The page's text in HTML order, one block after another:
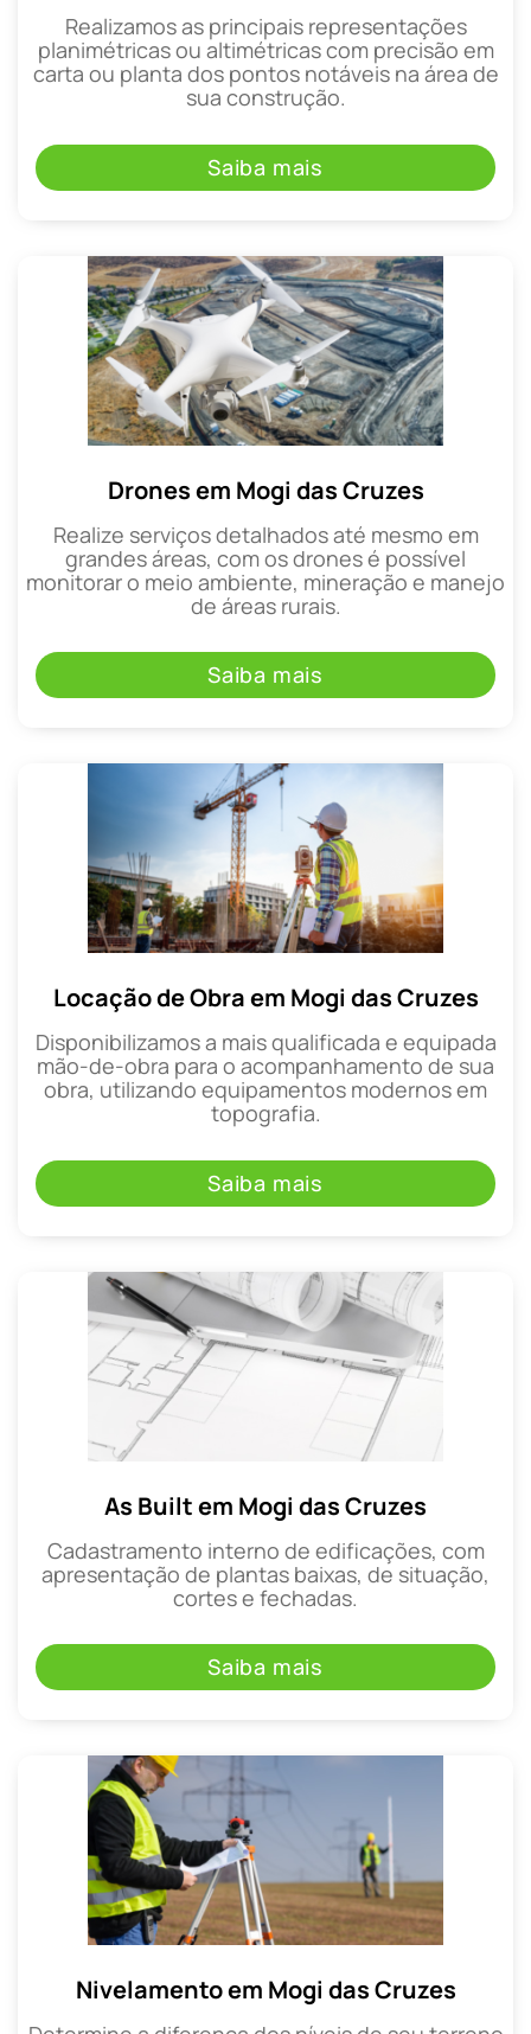
Realizamos as principais representações
planimétricas ou altimétricas com precisão em
carta ou planta dos pontos notáveis na área de
sua construção.
Saiba mais
Drones em Mogi das Cruzes
Realize serviços detalhados até mesmo em
grandes áreas, com os drones é possível
monitorar o meio ambiente, mineração e manejo
de áreas rurais.
Saiba mais
Locação de Obra em Mogi das Cruzes
Disponibilizamos a mais qualificada e equipada
mão-de-obra para o acompanhamento de sua
obra, utilizando equipamentos modernos em
topografia.
Saiba mais
As Built em Mogi das Cruzes
Cadastramento interno de edificações, com
apresentação de plantas baixas, de situação,
cortes e fechadas.
Saiba mais
Nivelamento em Mogi das Cruzes